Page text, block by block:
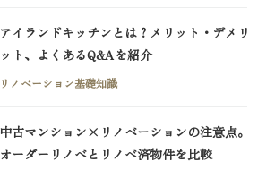
アイランドキッチンとは？メリット・デメリ
ット、よくあるQ&Aを紹介
リノベーション基礎知識
中古マンション×リノベーションの注意点。
オーダーリノベとリノベ済物件を比較